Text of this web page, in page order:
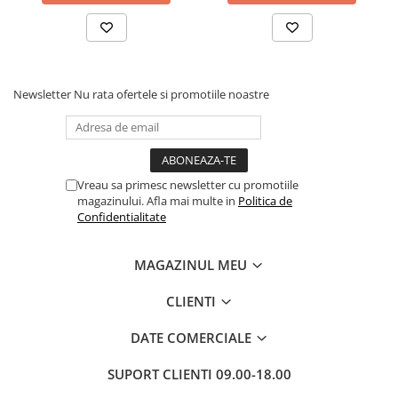
Newsletter Nu rata ofertele si promotiile noastre
Vreau sa primesc newsletter cu promotiile
magazinului. Afla mai multe in Politica de
Confidentialitate
MAGAZINUL MEU
CLIENTI
DATE COMERCIALE
SUPORT CLIENTI 09.00-18.00